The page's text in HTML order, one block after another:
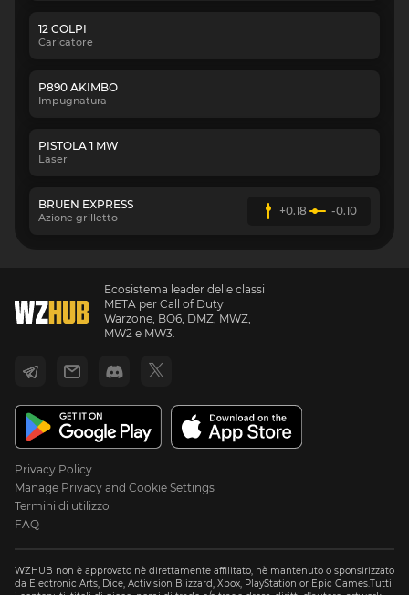
12 COLPI
Caricatore
P890 AKIMBO
Impugnatura
PISTOLA 1 MW
Laser
BRUEN EXPRESS
Azione grilletto +0.18 -0.10
Ecosistema leader delle classi
META per Call of Duty
Warzone, BO6, DMZ, MWZ,
MW2 e MW3.
Privacy Policy
Manage Privacy and Cookie Settings
Termini di utilizzo
FAQ
WZHUB non è approvato nè direttamente affilitato, nè mantenuto o sponsirizzato
da Electronic Arts, Dice, Activision Blizzard, Xbox, PlayStation or Epic Games.Tutti